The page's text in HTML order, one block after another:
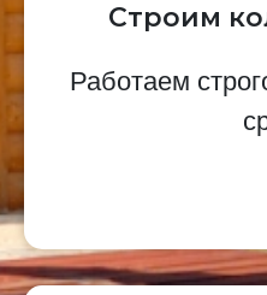
Строим
Работаем